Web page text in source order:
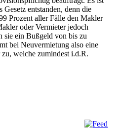
entstanden, denn die
Prozent aller Fälle den Makler
oder Vermieter jedoch
sie ein Bußgeld von bis zu
bei Neuvermietung also eine
welche zumindest i.d.R.